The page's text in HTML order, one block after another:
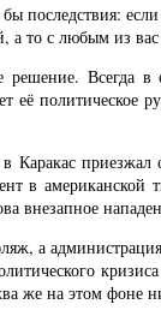
последствия:
а то с любым из
Всегда
Каракас
в
а
на этом фоне